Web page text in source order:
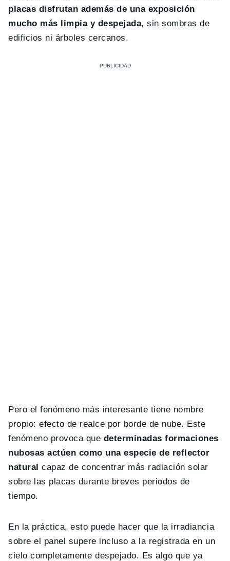
placas disfrutan además de una exposición
mucho más limpia y despejada, sin sombras de
edificios ni árboles cercanos.
Pero el fenómeno más interesante tiene nombre
propio: efecto de realce por borde de nube. Este
fenómeno provoca que determinadas formaciones
nubosas actúen como una especie de reflector
natural capaz de concentrar más radiación solar
sobre las placas durante breves periodos de
tiempo.
En la práctica, esto puede hacer que la irradiancia
sobre el panel supere incluso a la registrada en un
cielo completamente despejado. Es algo que ya